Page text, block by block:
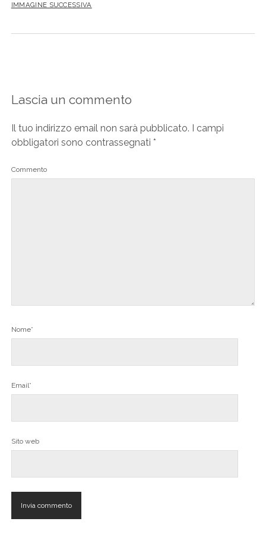
IMMAGINE SUCCESSIVA
Lascia un commento
Il tuo indirizzo email non sarà pubblicato.
I campi
obbligatori sono contrassegnati *
Commento
Nome*
Email*
Sito web